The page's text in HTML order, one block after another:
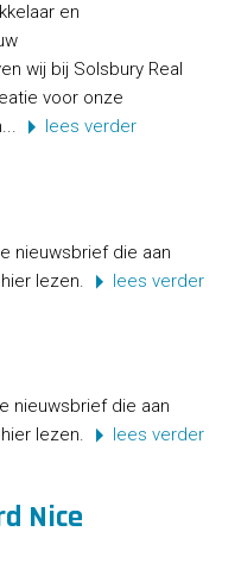
en
wij bij Solsbury Real
voor onze
lees verder
nieuwsbrief die aan
lezen.
lees verder
nieuwsbrief die aan
lezen.
lees verder
Nice